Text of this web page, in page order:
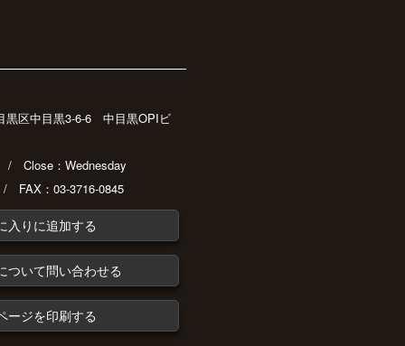
黒区中目黒3-6-6 中目黒OPIビ
/ Close：Wednesday
FAX：03-3716-0845
入りに追加する
ついて問い合わせる
ージを印刷する